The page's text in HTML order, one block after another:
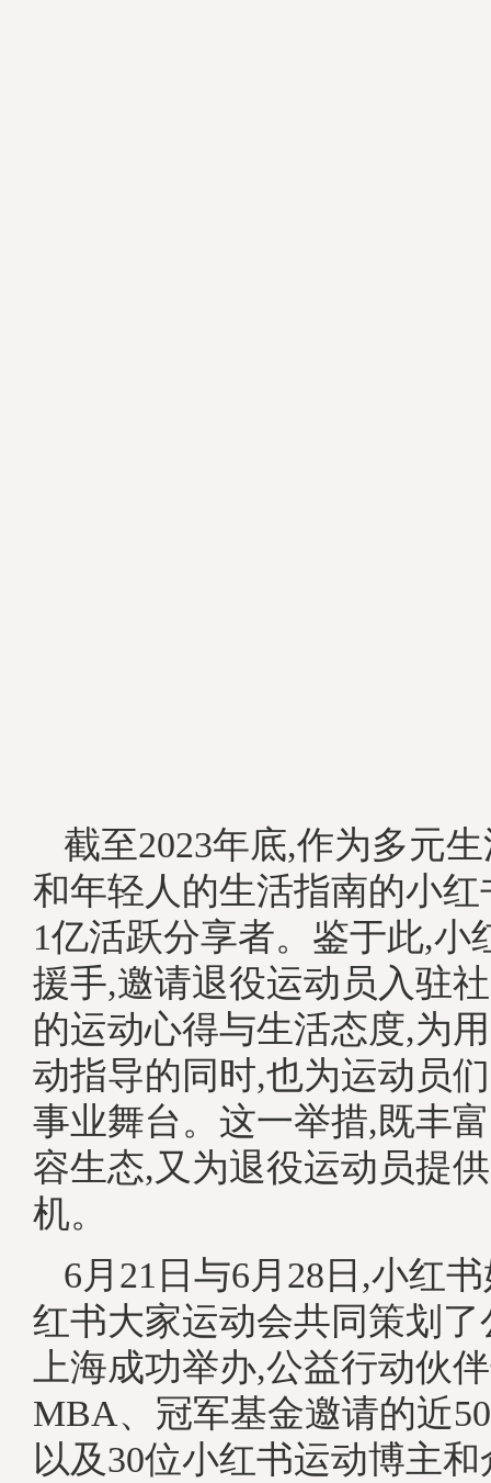
截至2023年底,作为多元
和年轻人的生活指南的小
1亿活跃分享者。鉴于此,小
援手,邀请退役运动员入驻
的运动心得与生活态度,为
动指导的同时,也为运动员
事业舞台。这一举措,既丰
容生态,又为退役运动员提
机。
6月21日与6月28日,小红
红书大家运动会共同策划
上海成功举办,公益行动伙
MBA、冠军基金邀请的近
以及30位小红书运动博主